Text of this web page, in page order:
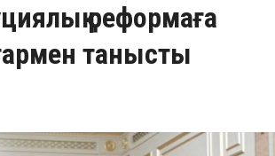
реформаға
танысты